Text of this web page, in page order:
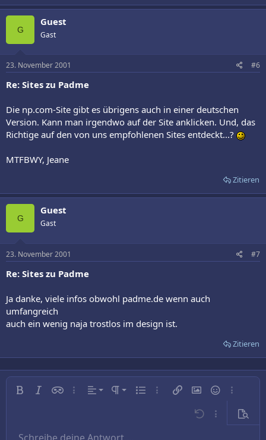
G
Guest
Gast
23. November 2001 #6
Re: Sites zu Padme
Die np.com-Site gibt es übrigens auch in einer deutschen
Version. Kann man irgendwo auf der Site anklicken. Und, das
Richtige auf den von uns empfohlenen Sites entdeckt...?
MTFBWY, Jeane
Zitieren
G
Guest
Gast
23. November 2001 #7
Re: Sites zu Padme
Ja danke, viele infos obwohl padme.de wenn auch
umfangreich
auch ein wenig naja trostlos im design ist.
Zitieren
Fett KursivInline-Spoiler
Weitere…Ausrichtung
Linksbündig
Absatzformatierung
Normal Ungeordnete Liste
Weitere…Link einfügen
Bild einfügen
SmileysWeitere…
Rückgängig
Weitere…
Schreibe deine Antwort....